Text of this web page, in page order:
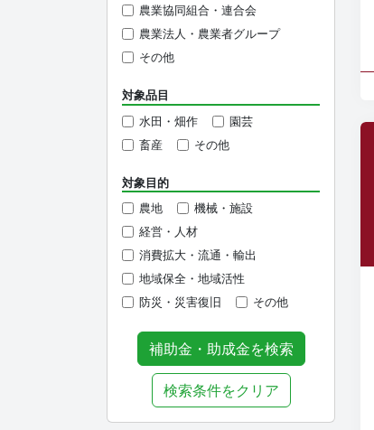
農業協同組合・連合会
農業法人・農業者グループ
その他
対象品目
水田・畑作
園芸
畜産
その他
対象目的
農地
機械・施設
経営・人材
消費拡大・流通・輸出
地域保全・地域活性
防災・災害復旧
その他
補助金・助成金を検索
検索条件をクリア